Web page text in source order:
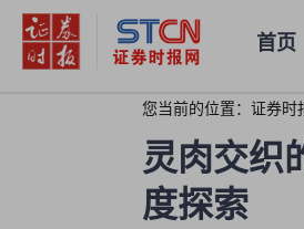
首页
您当前的位置： 证券时
灵肉交织
度探索